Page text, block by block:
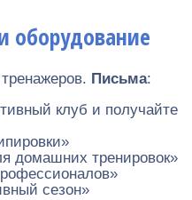
оборудование
Письма:
клуб и получайте
домашних тренировок»
сезон»